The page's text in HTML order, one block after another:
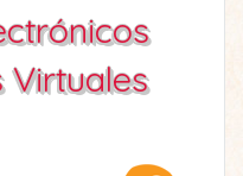
Virtuales